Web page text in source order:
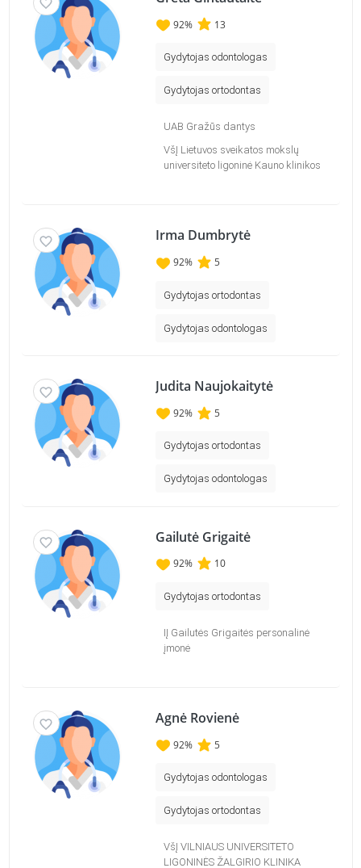
92% 13
Gydytojas odontologas
Gydytojas ortodontas
UAB Gražūs dantys
VšĮ Lietuvos sveikatos mokslų
universiteto ligoninė Kauno klinikos
Irma Dumbrytė
92% 5
Gydytojas ortodontas
Gydytojas odontologas
Judita Naujokaitytė
92% 5
Gydytojas ortodontas
Gydytojas odontologas
Gailutė Grigaitė
92% 10
Gydytojas ortodontas
IĮ Gailutės Grigaitės personalinė
įmonė
Agnė Rovienė
92% 5
Gydytojas odontologas
Gydytojas ortodontas
VšĮ VILNIAUS UNIVERSITETO
LIGONINĖS ŽALGIRIO KLINIKA